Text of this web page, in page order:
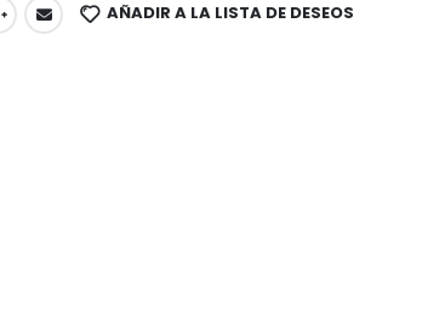
AÑADIR A LA LISTA DE DESEOS